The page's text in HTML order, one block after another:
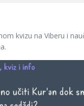
kvizu na Viberu i